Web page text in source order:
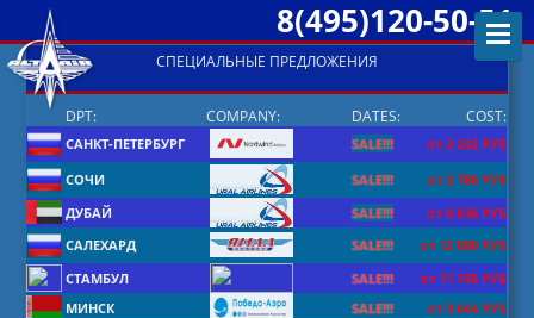
8(495)120-50-51
СПЕЦИАЛЬНЫЕ ПРЕДЛОЖЕНИЯ
DPT: COMPANY: DATES: COST:
САНКТ-ПЕТЕРБУРГ SALE!!!
от 2 242 РУБ
СОЧИ
SALE!!!
от 2 786 РУБ
ДУБАЙ
SALE!!!
от 6 636 РУБ
САЛЕХАРД
SALE!!!
от 12 690 РУБ
СТАМБУЛ
SALE!!!
от 11 745 РУБ
МИНСК
SALE!!!
от 3 644 РУБ